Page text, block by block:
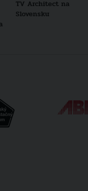
TV Architect na
Slovensku